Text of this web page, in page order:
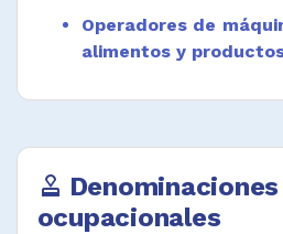
retirar escamas,
productos cárnicos
de frio.
Curar carne, pescado,
en salmuera, de
Operar máquinas
ahumar, enlatar,
Operadores de
alimentos y
approval Denominaciones
ocupacionales